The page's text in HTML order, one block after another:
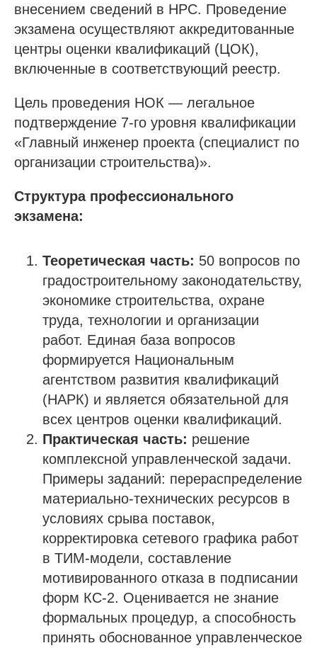
внесением сведений в НРС. Проведение
экзамена осуществляют аккредитованные
центры оценки квалификаций (ЦОК),
включенные в соответствующий реестр.
Цель проведения НОК — легальное
подтверждение 7-го уровня квалификации
«Главный инженер проекта (специалист по
организации строительства)».
Структура профессионального
экзамена:
Теоретическая часть: 50 вопросов по
градостроительному законодательству,
экономике строительства, охране
труда, технологии и организации
работ. Единая база вопросов
формируется Национальным
агентством развития квалификаций
(НАРК) и является обязательной для
всех центров оценки квалификаций.
Практическая часть: решение
комплексной управленческой задачи.
Примеры заданий: перераспределение
материально-технических ресурсов в
условиях срыва поставок,
корректировка сетевого графика работ
в ТИМ-модели, составление
мотивированного отказа в подписании
форм КС-2. Оценивается не знание
формальных процедур, а способность
принять обоснованное управленческое